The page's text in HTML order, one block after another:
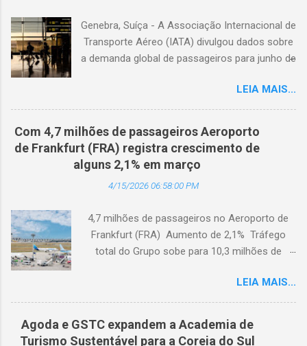
Genebra, Suíça - A Associação Internacional de
Transporte Aéreo (IATA) divulgou dados sobre
a demanda global de passageiros para junho de
passageiros-quilômetro pagos (RPK), caiu 1,7%
em comparação com junho de 2025. Excluindo
o Oriente Médio, a demanda diminuiu 0,6%. A
capacidade total, medida em assentos-
quilômetro disponíveis (ASK), diminuiu 1,3% em
relação ao ano anterior. A taxa de ocupação foi
de 84,2% (-0,4 ponto percentual em
internacional caiu 0,9% em comparação com
junho de 2025. Excluindo o Oriente Médio, a
demanda cresceu 1,1%. A capacidade diminuiu
ocupação foi de 84,2% (-0,2 ponto percentual
em comparação com junho de 2025). A
demanda doméstica contraiu 3,0% em
comparação com junho de 2025. A capacidade
LEIA MAIS...
Com 4,7 milhões de passageiros Aeroporto
de Frankfurt (FRA) registra crescimento de
alguns 2,1% em março
4/15/2026 06:58:00 PM
4,7 milhões de passageiros no Aeroporto de
Frankfurt (FRA) Aumento de 2,1% Tráfego
total do Grupo sobe para 10,3 milhões de
4,7 milhões de passageiros utilizaram o
Aeroporto de Frankfurt (FRA) em março de
2026. O tráfego no mês em análise registrou
um crescimento anual de 2,1%, apesar dos
LEIA MAIS...
Agoda e GSTC expandem a Academia de
Turismo Sustentável para a Coreia do Sul